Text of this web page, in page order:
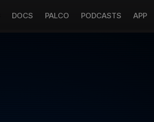
DOCS PALCO PODCASTS APP